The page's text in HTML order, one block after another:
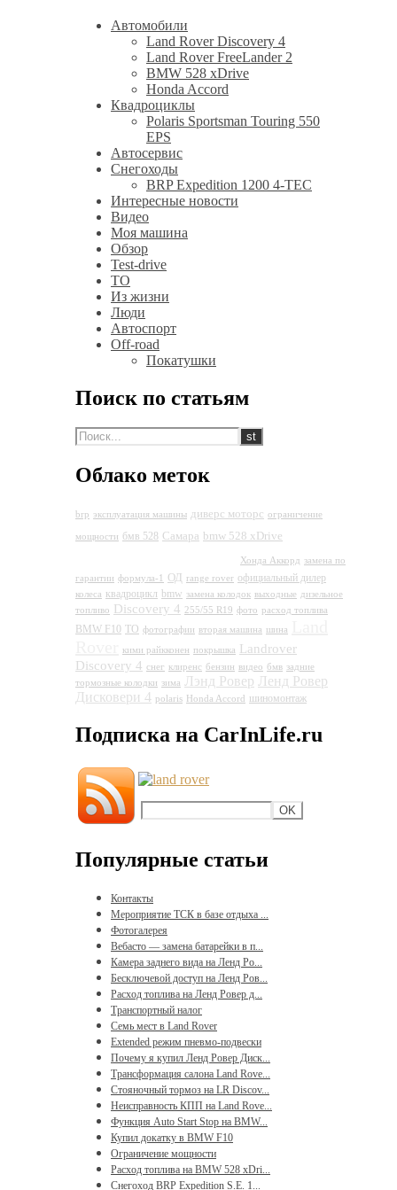
Автомобили
Land Rover Discovery 4
Land Rover FreeLander 2
BMW 528 xDrive
Honda Accord
Квадроциклы
Polaris Sportsman Touring 550
EPS
Автосервис
Снегоходы
BRP Expedition 1200 4-TEC
Интересные новости
Видео
Моя машина
Обзор
Test-drive
ТО
Из жизни
Люди
Автоспорт
Off-road
Покатушки
Поиск по статьям
Облако меток
brp эксплуатация машины диверс моторс ограничение
мощности бмв 528 Самара bmw 528 xDrive
Хонда Аккорд замена по
гарантии формула-1 ОД range rover официальный дилер
колеса квадроцикл bmw замена колодок выходные дизельное
топливо Discovery 4 255/55 R19 фото расход топлива
BMW F10 ТО фотографии вторая машина шина
кими райкконен покрышка Landrover
Discovery 4 снег клиренс бензин видео бмв задние
тормозные колодки зима Лэнд Ровер Ленд Ровер
Дисковери 4 polaris Honda Accord шиномонтаж
Подписка на CarInLife.ru
Популярные статьи
Контакты
Мероприятие ТСК в базе отдыха ...
Фотогалерея
Вебасто — замена батарейки в п...
Камера заднего вида на Ленд Ро...
Бесключевой доступ на Ленд Ров...
Расход топлива на Ленд Ровер д...
Транспортный налог
Семь мест в Land Rover
Extended режим пневмо-подвески
Почему я купил Ленд Ровер Диск...
Трансформация салона Land Rove...
Стояночный тормоз на LR Discov...
Неисправность КПП на Land Rove...
Функция Auto Start Stop на BMW...
Купил докатку в BMW F10
Ограничение мощности
Расход топлива на BMW 528 xDri...
Снегоход BRP Expedition S.E. 1...